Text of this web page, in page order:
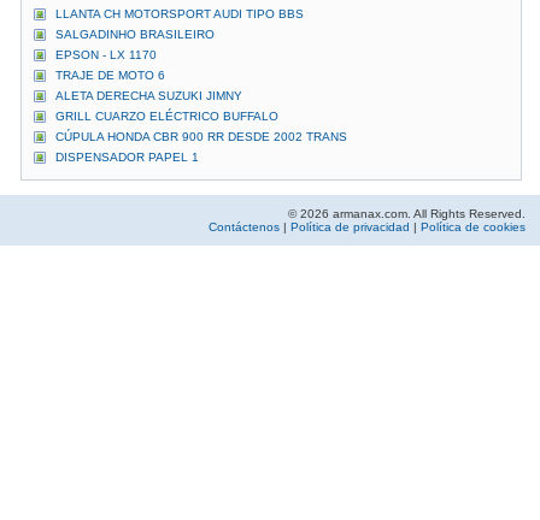
LLANTA CH MOTORSPORT AUDI TIPO BBS
SALGADINHO BRASILEIRO
EPSON - LX 1170
TRAJE DE MOTO 6
ALETA DERECHA SUZUKI JIMNY
GRILL CUARZO ELÉCTRICO BUFFALO
CÚPULA HONDA CBR 900 RR DESDE 2002 TRANS
DISPENSADOR PAPEL 1
© 2026 armanax.com. All Rights Reserved.
Contáctenos | Política de privacidad | Política de cookies